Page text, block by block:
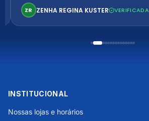
confortável. Perfeito!
ZR ZENHA REGINA KUSTER VERIFICADA
INSTITUCIONAL
Nossas lojas e horários